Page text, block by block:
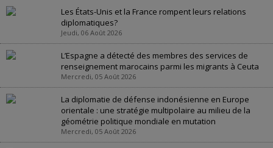
Les États-Unis et la France rompent leurs relations
diplomatiques?
Jeudi, 06 Août 2026
L’Espagne a détecté des membres des services de
renseignement marocains parmi les migrants à Ceuta
Mercredi, 05 Août 2026
La diplomatie de défense indonésienne en Europe
orientale : une stratégie multipolaire au milieu de la
géométrie politique mondiale en mutation
Mercredi, 05 Août 2026